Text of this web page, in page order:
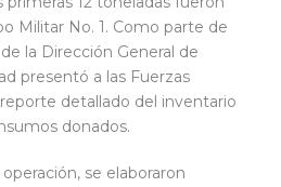
Militar No. 1. Como parte de
la Dirección General de
presentó a las Fuerzas
detallado del inventario
donados.
se elaboraron